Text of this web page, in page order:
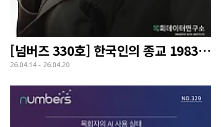
[넘버즈 330호] 한국인의 종교 1983~2025
26.04.14 - 26.04.20